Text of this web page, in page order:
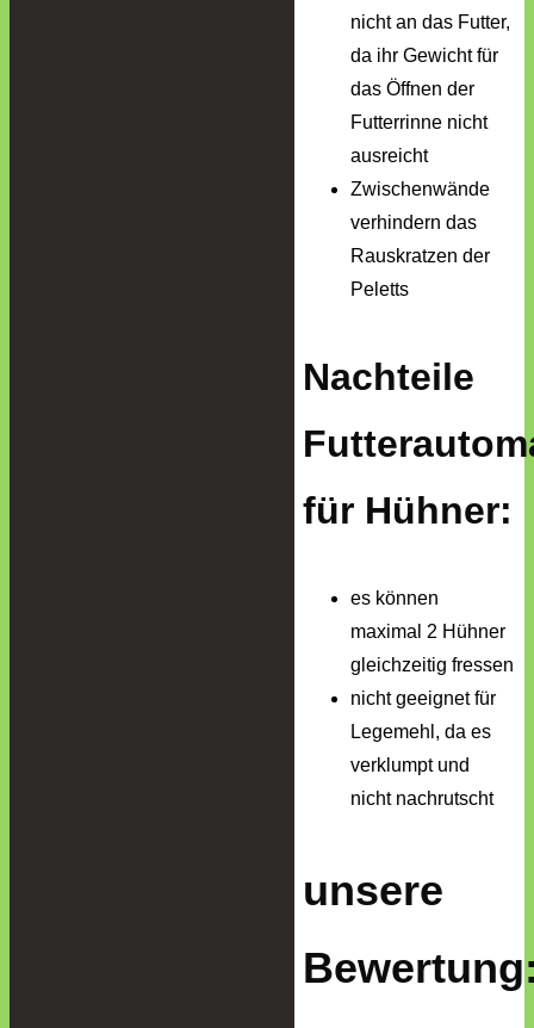
nicht an das Futter,
da ihr Gewicht für
das Öffnen der
Futterrinne nicht
ausreicht
Zwischenwände
verhindern das
Rauskratzen der
Peletts
Nachteile
für Hühner:
es können
maximal 2 Hühner
gleichzeitig fressen
nicht geeignet für
Legemehl, da es
verklumpt und
nicht nachrutscht
unsere